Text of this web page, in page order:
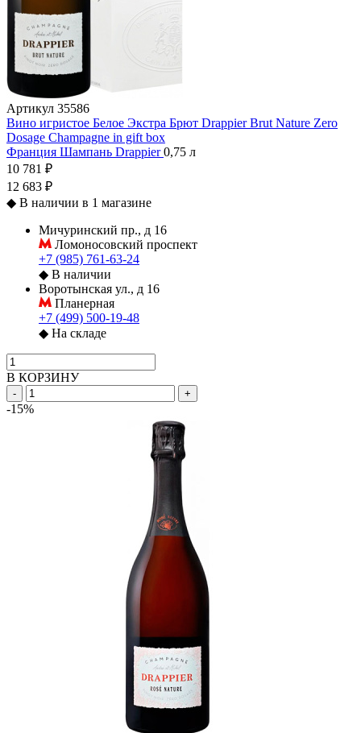
Артикул 35586
Вино игристое Белое Экстра Брют Drappier Brut Nature Zero
Dosage Champagne in gift box
Франция Шампань Drappier0,75 л
10 781 ₽
12 683 ₽
◆ В наличии в 1 магазине
Мичуринский пр., д 16
Ломоносовский проспект
+7 (985) 761-63-24
◆ В наличии
Воротынская ул., д 16
Планерная
+7 (499) 500-19-48
◆ На складе
В КОРЗИНУ
- +
-15%